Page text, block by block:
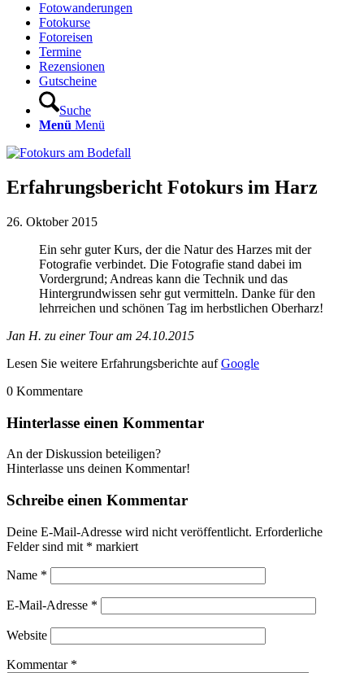
Fotowanderungen
Fotokurse
Fotoreisen
Termine
Rezensionen
Gutscheine
Suche
Menü Menü
Erfahrungsbericht Fotokurs im Harz
26. Oktober 2015
Ein sehr guter Kurs, der die Natur des Harzes mit der
Fotografie verbindet. Die Fotografie stand dabei im
Vordergrund; Andreas kann die Technik und das
Hintergrundwissen sehr gut vermitteln. Danke für den
lehrreichen und schönen Tag im herbstlichen Oberharz!
Jan H. zu einer Tour am 24.10.2015
Lesen Sie weitere Erfahrungsberichte aufGoogle
0 Kommentare
Hinterlasse einen Kommentar
An der Diskussion beteiligen?
Hinterlasse uns deinen Kommentar!
Schreibe einen Kommentar
Deine E-Mail-Adresse wird nicht veröffentlicht. Erforderliche
Felder sind mit * markiert
Name *
E-Mail-Adresse *
Website
Kommentar *